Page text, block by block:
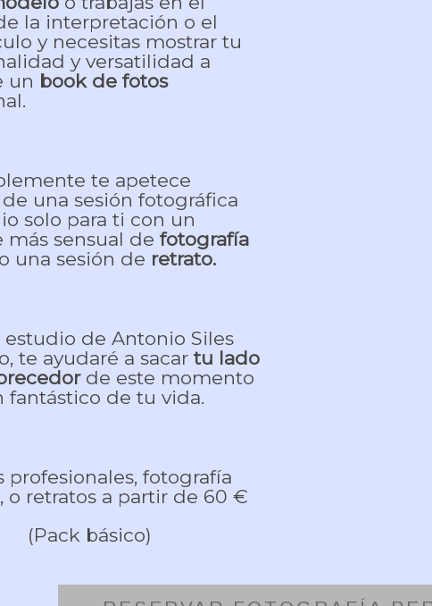
la interpretación o el
y necesitas mostrar tu
y versatilidad a
un book de fotos
te apetece
una sesión fotográfica
solo para ti con un
más sensual de fotografía
una sesión de retrato.
estudio de Antonio Siles
te ayudaré a sacar tu lado
de este momento
fantástico de tu vida.
profesionales, fotografía
o retratos a partir de 60 €
(Pack básico)